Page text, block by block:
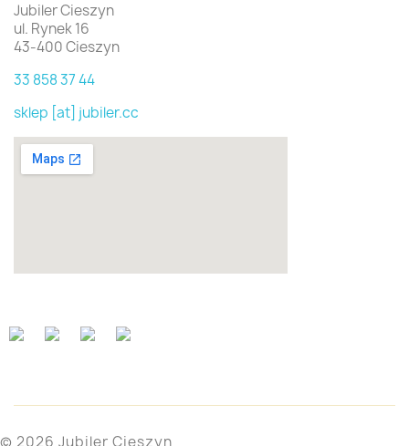
Jubiler Cieszyn
ul. Rynek 16
43-400 Cieszyn
33 858 37 44
sklep [at] jubiler.cc
© 2026 Jubiler Cieszyn